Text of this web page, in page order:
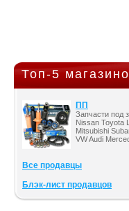
Топ-5
ПП
Запчасти под
Nissan Toyota
Mitsubishi
VW Audi
Все продавцы
Блэк-лист продавцов